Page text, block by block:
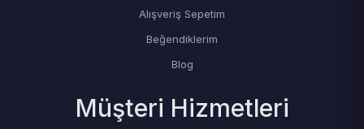
Alışveriş Sepetim
Beğendiklerim
Blog
Müşteri Hizmetleri